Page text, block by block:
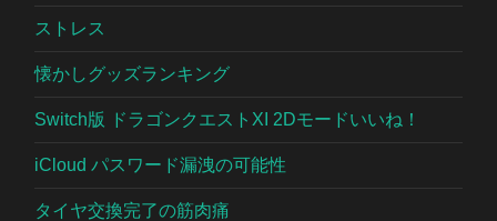
ストレス
懐かしグッズランキング
Switch版 ドラゴンクエストXI 2Dモードいいね！
iCloud パスワード漏洩の可能性
タイヤ交換完了の筋肉痛